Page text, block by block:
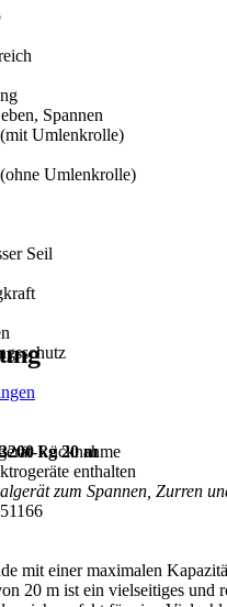
Spannen
Umlenkrolle)
Umlenkrolle)
Seil
Rücknahme
enthalten
kg 20 m
zum Spannen, Zurren
mit einer maximalen
20 m ist ein vielseitiges und